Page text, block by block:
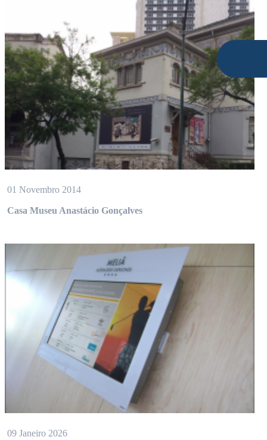
01 Novembro 2014
Casa Museu Anastácio Gonçalves
09 Janeiro 2026